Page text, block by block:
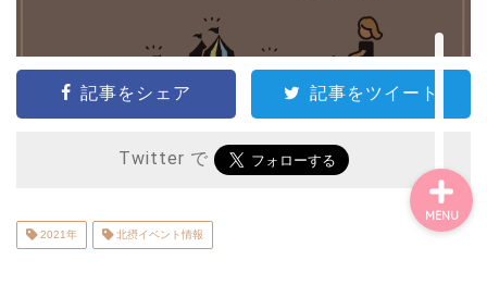
記事をシェア 記事をツイート
Twitter で
2021年 北摂イベント情報
MENU
【北摂まちのイベント情
報】掲載希望される方へ